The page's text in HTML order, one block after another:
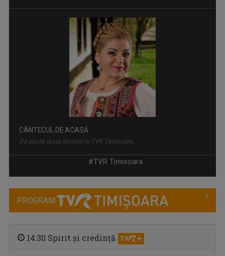
CÂNTECUL DE ACASĂ
De peste două decenii la TVR Timişoara ...
#TVR Timisoara
PROGRAM
14:30 Spirit și credință